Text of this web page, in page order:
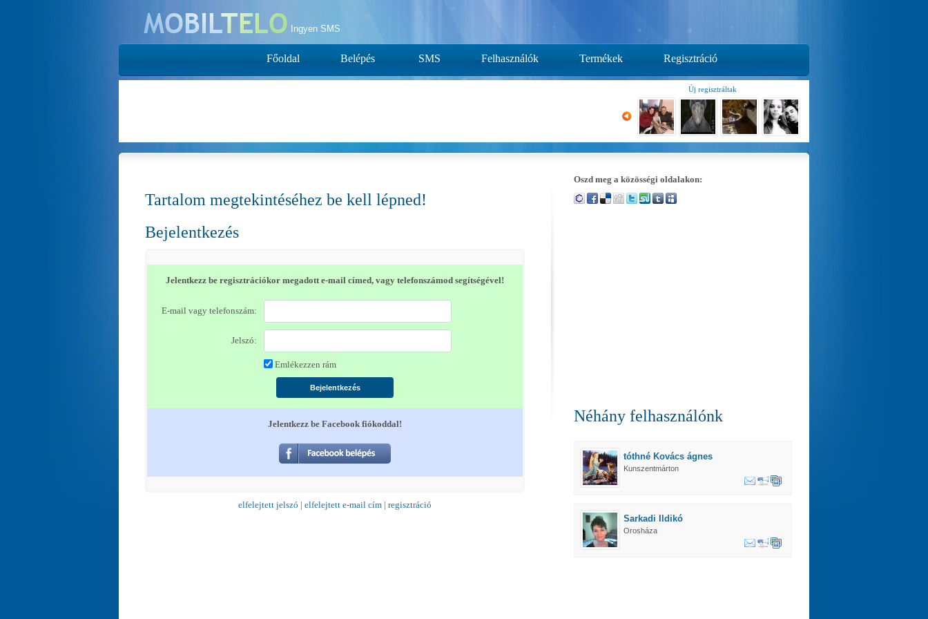
Ingyen SMS
Új regisztráltak
Tartalom megtekintéséhez be kell lépned!
Bejelentkezés
Jelentkezz be regisztrációkor megadott e-mail címed, vagy telefonszámod segítségével!
E-mail vagy telefonszám:
Jelszó:
Emlékezzen rám
Jelentkezz be Facebook fiókoddal!
elfelejtett jelszó | elfelejtett e-mail cím | regisztráció
Oszd meg a közösségi oldalakon:
Néhány felhasználónk
tóthné Kovács ágnes
Kunszentmárton
Sarkadi Ildikó
Orosháza
Főoldal Belépés SMS Felhasználók Termékek Regisztráció